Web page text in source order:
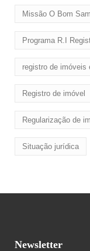
Missão O Bom
Programa R.I
registro de imóveis
Registro de imóvel
Regularização de
Situação jurídica
Newsletter